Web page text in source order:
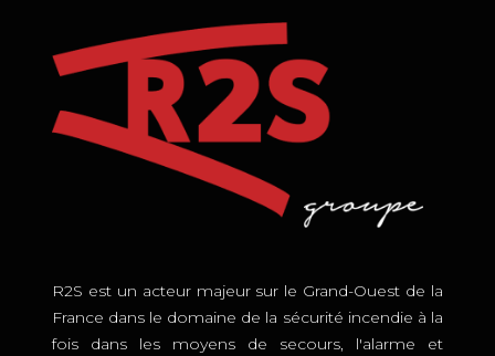
R2S est un acteur majeur sur le Grand-Ouest de la
France dans le domaine de la sécurité incendie à la
fois dans les moyens de secours, l'alarme et